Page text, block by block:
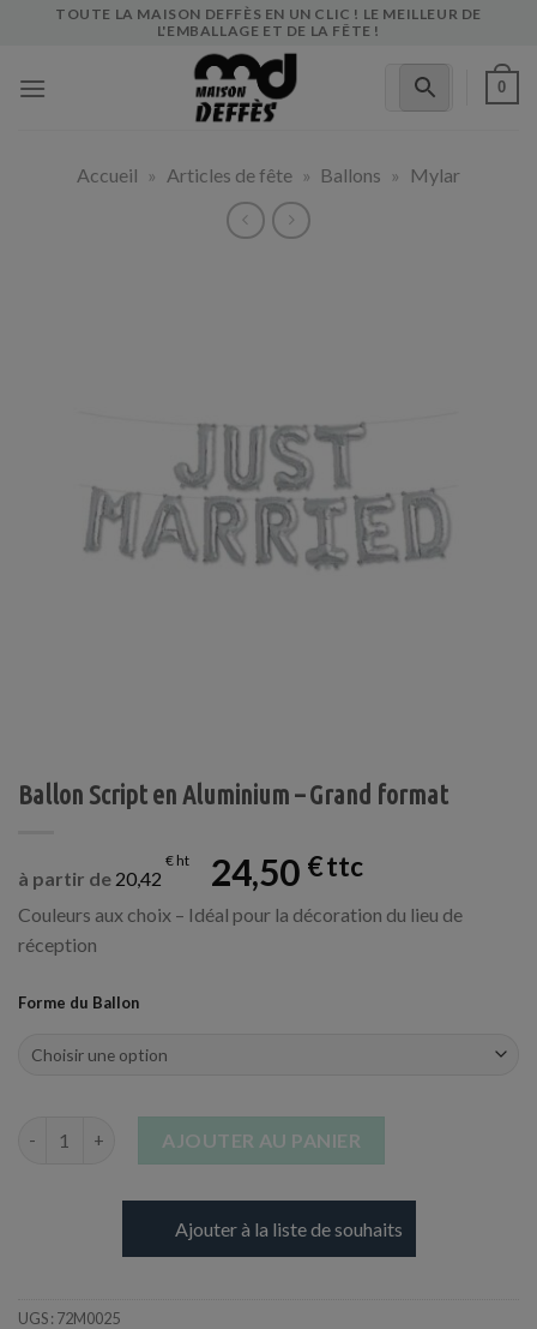
TOUTE LA MAISON DEFFÈS EN UN CLIC ! LE MEILLEUR DE
L'EMBALLAGE ET DE LA FÊTE !
0
Accueil » Articles de fête » Ballons » Mylar
Ballon Script en Aluminium – Grand format
à partir de 20,42
€ 24,50 €
Couleurs aux choix – Idéal pour la décoration du lieu de
réception
Forme du Ballon
AJOUTER AU PANIER
Ajouter à la liste de souhaits
UGS : 72M0025